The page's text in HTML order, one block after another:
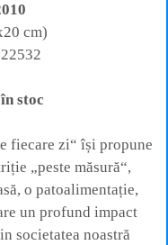
cm)
în stoc
fiecare zi“ își propune
„peste măsură“,
o patoalimentație,
un profund impact
societatea noastră